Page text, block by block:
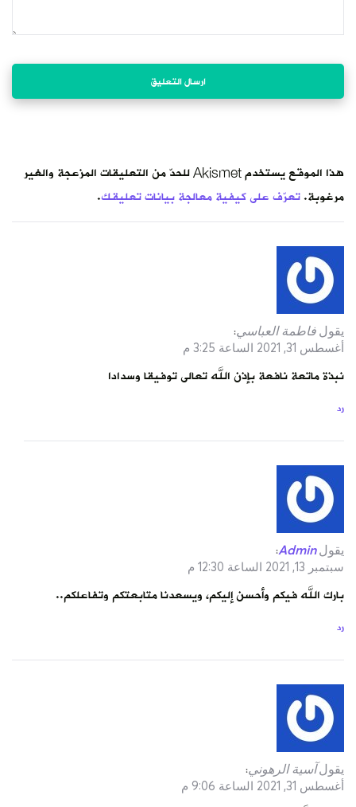
هذا الموقع يستخدم Akismet للحدّ من التعليقات المزعجة والغير
مرغوبة.تعرّف على كيفية معالجة بيانات تعليقك.
يقول فاطمة العباسي:
أغسطس 31, 2021 الساعة 3:25 م
نبذة ماتعة نافعة بإذن الله تعالى توفيقا وسدادا
رد
يقول Admin
:
سبتمبر 13, 2021 الساعة 12:30 م
بارك الله فيكم وأحسن إليكم، ويسعدنا متابعتكم وتفاعلكم..
رد
يقول آسية الرهوني:
أغسطس 31, 2021 الساعة 9:06 م